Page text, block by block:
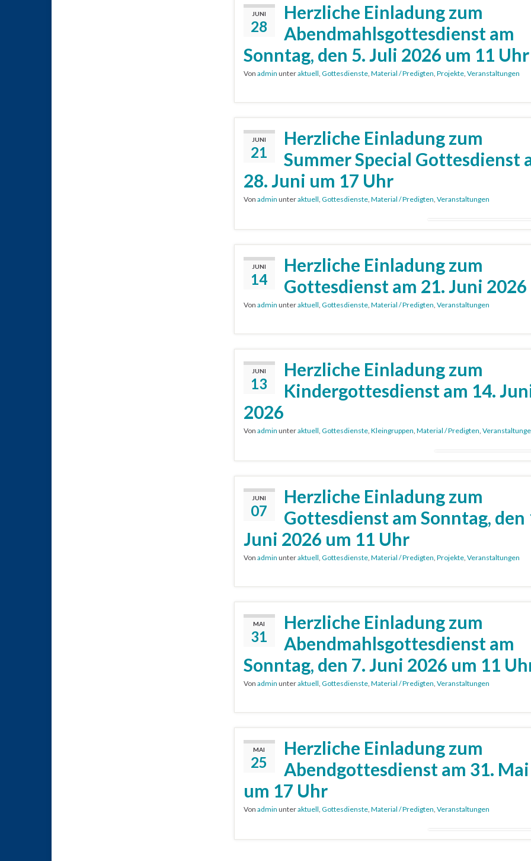
JUNI
28
Herzliche Einladung zum
Abendmahlsgottesdienst am
Sonntag, den 5. Juli 2026 um 11 Uhr
Von admin unteraktuell Gottesdienste, Material / Predigten Projekte, Veranstaltungen
JUNI
21
Herzliche Einladung zum
Summer Special Gottesdienst
28. Juni um 17 Uhr
Von admin unteraktuell Gottesdienste, Material / Predigten Veranstaltungen
JUNI
14
Herzliche Einladung zum
Gottesdienst am 21. Juni 2026
Von admin unteraktuell Gottesdienste, Material / Predigten Veranstaltungen
JUNI
13
Herzliche Einladung zum
Kindergottesdienst am 14.
2026
Von admin unteraktuell Gottesdienste, Kleingruppen Material / Predigten
JUNI
07
Herzliche Einladung zum
Gottesdienst am Sonntag, den
Juni 2026 um 11 Uhr
Von admin unteraktuell Gottesdienste, Material / Predigten Projekte, Veranstaltungen
MAI
31
Herzliche Einladung zum
Abendmahlsgottesdienst am
Sonntag, den 7. Juni 2026 um 11
Von admin unteraktuell Gottesdienste, Material / Predigten Veranstaltungen
MAI
25
Herzliche Einladung zum
Abendgottesdienst am 31. Mai
um 17 Uhr
Von admin unteraktuell Gottesdienste, Material / Predigten Veranstaltungen